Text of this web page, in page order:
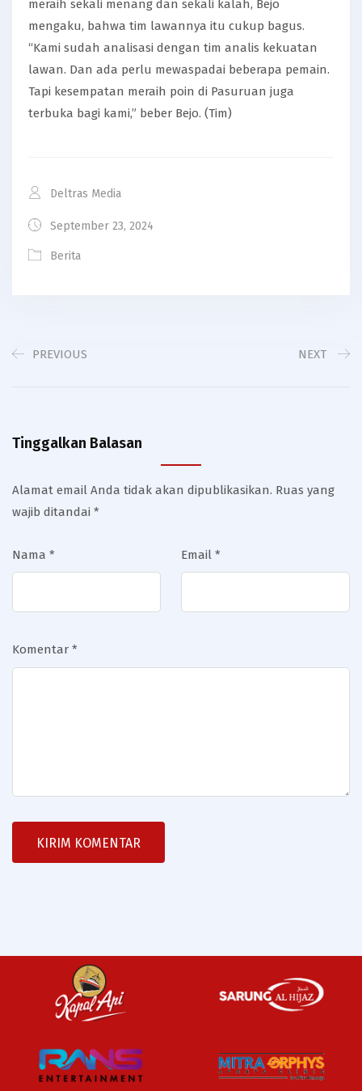
meraih sekali menang dan sekali kalah, Bejo
mengaku, bahwa tim lawannya itu cukup bagus.
“Kami sudah analisasi dengan tim analis kekuatan
lawan. Dan ada perlu mewaspadai beberapa pemain.
Tapi kesempatan meraih poin di Pasuruan juga
terbuka bagi kami,” beber Bejo. (Tim)
Deltras Media
September 23, 2024
Berita
PREVIOUS NEXT
Tinggalkan Balasan
Alamat email Anda tidak akan dipublikasikan. Ruas yang
wajib ditandai *
Nama * Email *
Komentar *